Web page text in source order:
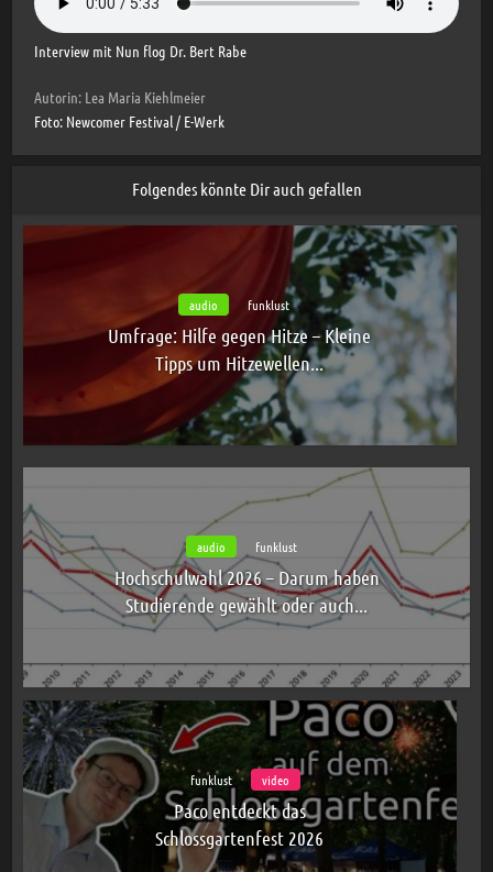
Interview mit Nun flog Dr. Bert Rabe
Autorin: Lea Maria Kiehlmeier
Foto: Newcomer Festival / E-Werk
Folgendes könnte Dir auch gefallen
audio funklust
Umfrage: Hilfe gegen Hitze – Kleine
Tipps um Hitzewellen...
audio funklust
Hochschulwahl 2026 – Darum haben
Studierende gewählt oder auch...
funklust video
Paco entdeckt das
Schlossgartenfest 2026